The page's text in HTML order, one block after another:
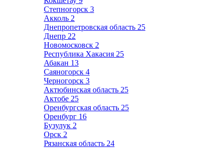
Степногорск 3
Акколь 2
Днепропетровская область 25
Днепр 22
Новомосковск 2
Республика Хакасия 25
Абакан 13
Саяногорск 4
Черногорск 3
Актюбинская область 25
Актобе 25
Оренбургская область 25
Оренбург 16
Бузулук 2
Орск 2
Рязанская область 24